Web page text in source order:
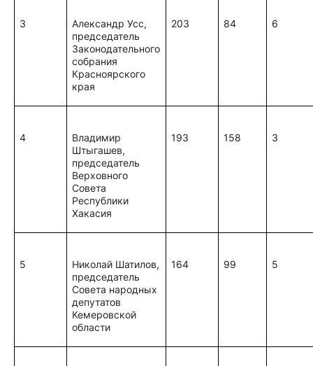
3
Александр Усс,
председатель
Законодательного
собрания
Красноярского
края
203 84 6
4
Владимир
Штыгашев,
председатель
Верховного
Совета
Республики
Хакасия
193 158 3
5
Николай Шатилов,
председатель
Совета народных
депутатов
Кемеровской
области
164 99 5